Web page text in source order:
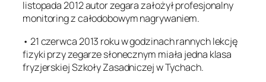
listopada 2012 autor zegara założył profesjonalny
monitoring z całodobowym nagrywaniem.
• 21 czerwca 2013 roku w godzinach rannych lekcję
fizyki przy zegarze słonecznym miała jedna klasa
fryzjerskiej Szkoły Zasadniczej w Tychach.